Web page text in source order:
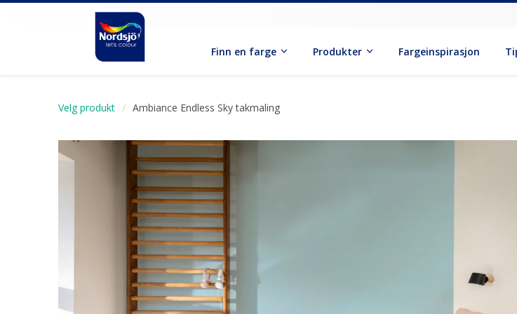
Finn en farge Produkter Fargeinspirasjon
Velg produkt Ambiance Endless Sky takmaling